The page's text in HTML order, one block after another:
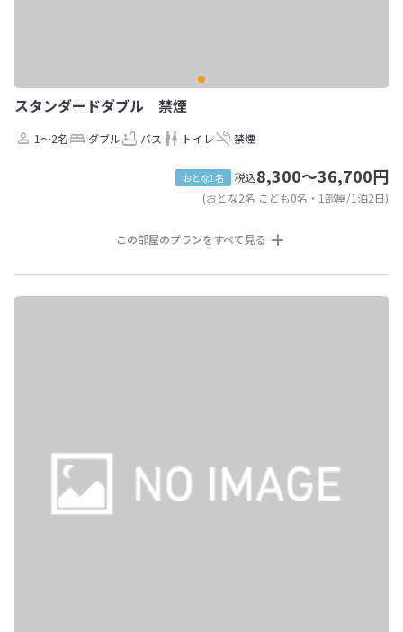
スタンダードダブル 禁煙
1～2名 ダブル バス トイレ 禁煙
おとな1名 税込8,300～36,700円
(おとな2名 こども0名・1部屋/1泊2日)
この部屋のプランをすべて見る